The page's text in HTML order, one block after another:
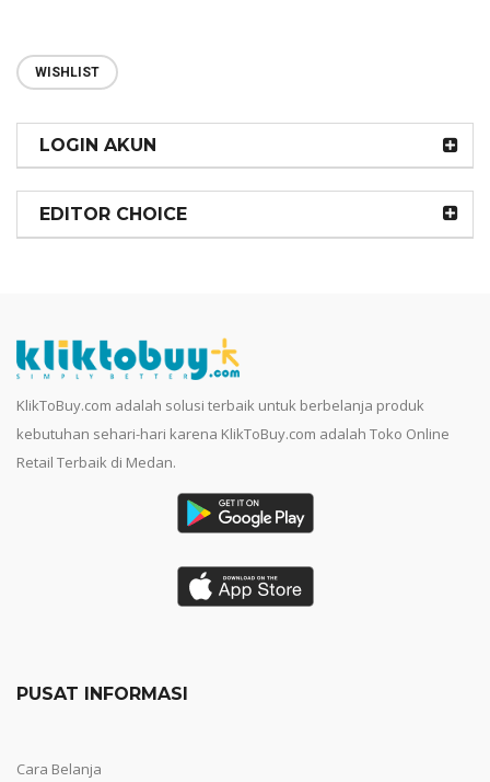
WISHLIST
LOGIN AKUN
EDITOR CHOICE
KlikToBuy.com adalah solusi terbaik untuk berbelanja produk
kebutuhan sehari-hari karena KlikToBuy.com adalah Toko Online
Retail Terbaik di Medan.
PUSAT INFORMASI
Cara Belanja